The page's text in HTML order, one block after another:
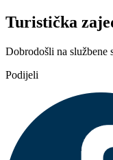
Turistička
Dobrodošli na službene
Podijeli